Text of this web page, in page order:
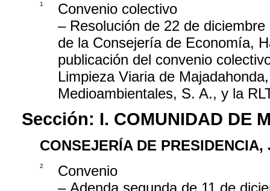
1
Convenio colectivo
– Resolución de 22 de
de la Consejería de Economía,
publicación del convenio
Limpieza Viaria de
Medioambientales, S. A., y la
Sección: I. COMUNIDAD DE
CONSEJERÍA DE
2
Convenio
– Adenda segunda de 11 de